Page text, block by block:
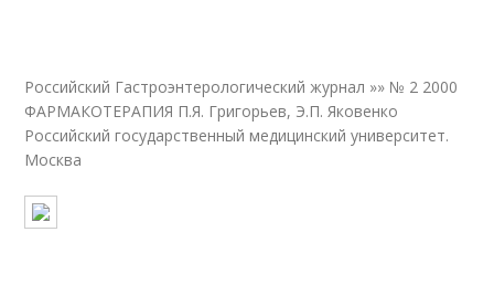
Российский Гастроэнтерологический журнал »» № 2 2000
ФАРМАКОТЕРАПИЯ П.Я. Григорьев, Э.П. Яковенко
Российский государственный медицинский университет.
Москва